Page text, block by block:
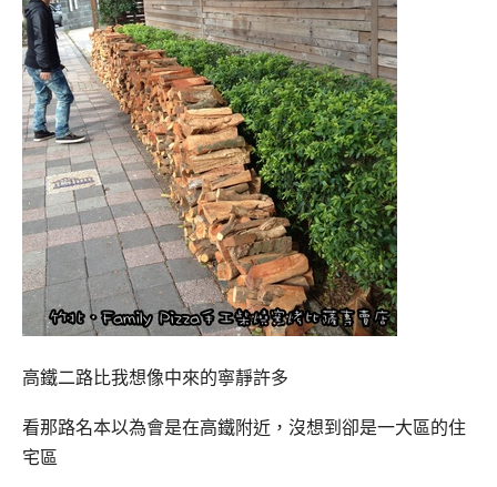
高鐵二路比我想像中來的寧靜許多
看那路名本以為會是在高鐵附近，沒想到卻是一大區的住
宅區